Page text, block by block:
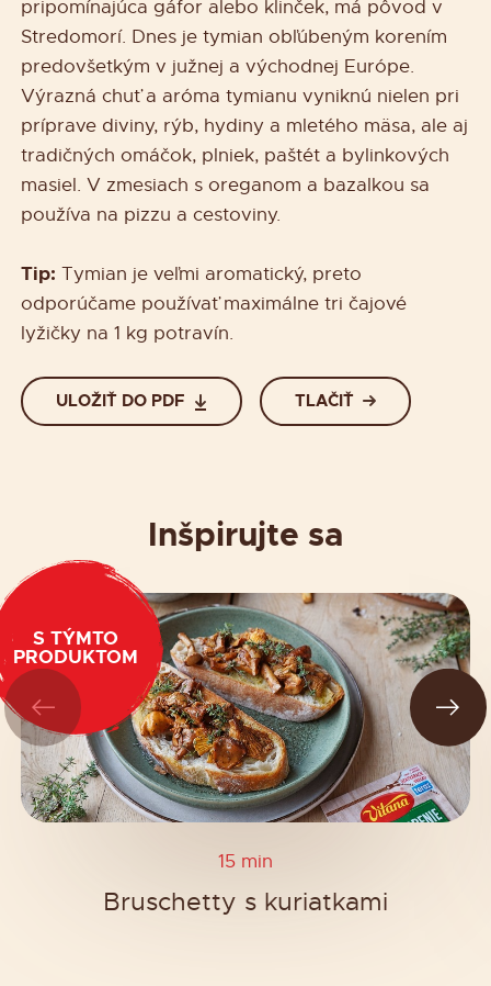
pripomínajúca gáfor alebo klinček, má pôvod v
Stredomorí. Dnes je tymian obľúbeným korením
predovšetkým v južnej a východnej Európe.
Výrazná chuť a aróma tymianu vyniknú nielen pri
príprave diviny, rýb, hydiny a mletého mäsa, ale aj
tradičných omáčok, plniek, paštét a bylinkových
masiel. V zmesiach s oreganom a bazalkou sa
používa na pizzu a cestoviny.
Tip: Tymian je veľmi aromatický, preto
odporúčame používať maximálne tri čajové
lyžičky na 1 kg potravín.
ULOŽIŤ DO PDF TLAČIŤ
Inšpirujte sa
S TÝMTO
PRODUKTOM
15 min
Bruschetty s kuriatkami